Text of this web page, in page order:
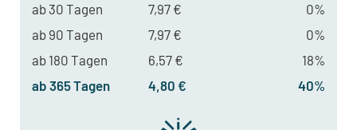
ab 30 Tagen
7,97 €
0%
ab 90 Tagen
7,97 €
0%
ab 180 Tagen
6,57 €
18%
ab 365 Tagen
4,80 € 40%